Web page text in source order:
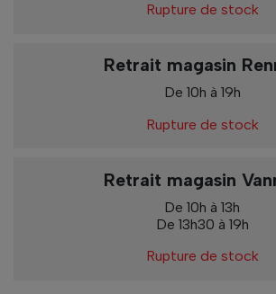
Rupture de stock
Retrait magasin
De 10h à 19h
Rupture de stock
Retrait magasin
De 10h à 13h
De 13h30 à 19h
Rupture de stock